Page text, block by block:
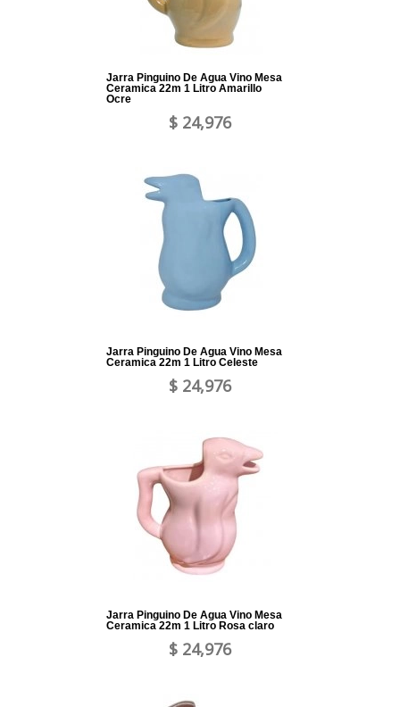
Jarra Pinguino De Agua Vino Mesa
Ceramica 22m 1 Litro Amarillo
Ocre
$ 24,976
Jarra Pinguino De Agua Vino Mesa
Ceramica 22m 1 Litro Celeste
$ 24,976
Jarra Pinguino De Agua Vino Mesa
Ceramica 22m 1 Litro Rosa claro
$ 24,976